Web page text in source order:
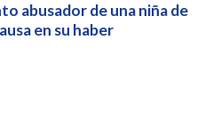
abusador de una niña de
en su haber